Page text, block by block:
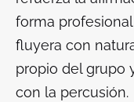
forma
fluyera con
propio del grupo
con la percusión.